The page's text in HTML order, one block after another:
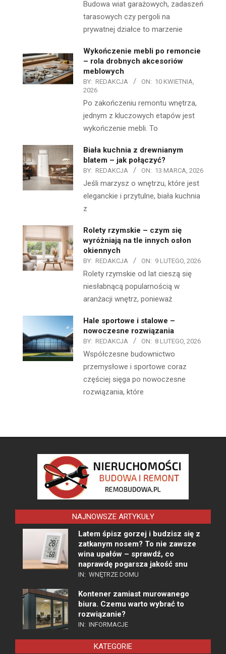
Budowa wiat garażowych, zadaszeń
tarasowych czy pergoli na
prywatnej działce to marzenie
Wykończenie mebli po remoncie
– rola drobnych akcesoriów
meblowych
BY: REDAKCJA ON: 10 KWIETNIA,
2026
Po zakończeniu remontu wnętrza,
jednym z kluczowych etapów jest
wykończenie mebli. To
Biała kuchnia z drewnianym
blatem – jak połączyć?
BY: REDAKCJA ON: 13 MARCA, 2026
Jeśli marzysz o wnętrzu, które jest
eleganckie i przytulne, biała kuchnia
z
Rolety rzymskie – czym się
wyróżniają na tle innych osłon
okiennych
BY: REDAKCJA ON: 9 LUTEGO, 2026
Rolety rzymskie od lat cieszą się
niesłabnącą popularnością w
aranżacji wnętrz, ponieważ
Hale sportowe i stalowe –
nowoczesne rozwiązania
BY: REDAKCJA ON: 8 LUTEGO, 2026
Współczesne budownictwo
przemysłowe i sportowe coraz
częściej sięga po nowoczesne
rozwiązania, które
NAJNOWSZE ARTYKUŁY
Latem śpisz gorzej i budzisz się z
zatkanym nosem? To nie zawsze
wina upałów – sprawdź, co
naprawdę pogarsza jakość snu
IN: WNĘTRZE DOMU
Kontener zamiast murowanego
biura. Czemu warto wybrać to
rozwiązanie?
IN: INFORMACJE
KATEGORIE